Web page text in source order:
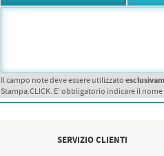
Il campo note deve essere utilizzato
Stampa.CLICK. E' obbligatorio indicare il
SERVIZIO CLIENTI